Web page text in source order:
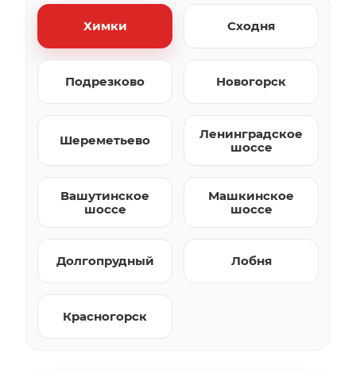
Химки Сходня
Подрезково Новогорск
Шереметьево
Ленинградское
шоссе
Вашутинское
шоссе
Машкинское
шоссе
Долгопрудный Лобня
Красногорск